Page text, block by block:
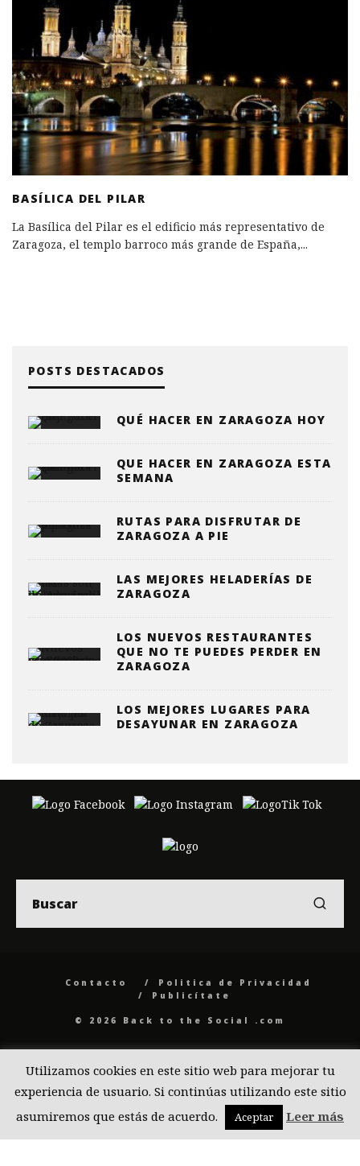
BASÍLICA DEL PILAR
La Basílica del Pilar es el edificio más representativo de
Zaragoza, el templo barroco más grande de España,...
POSTS DESTACADOS
QUÉ HACER EN ZARAGOZA HOY
QUE HACER EN ZARAGOZA ESTA
SEMANA
RUTAS PARA DISFRUTAR DE
ZARAGOZA A PIE
LAS MEJORES HELADERÍAS DE
ZARAGOZA
LOS NUEVOS RESTAURANTES
QUE NO TE PUEDES PERDER EN
ZARAGOZA
LOS MEJORES LUGARES PARA
DESAYUNAR EN ZARAGOZA
Contacto
Politica de Privacidad
Publicítate
© 2026 Back to the Social .com
Utilizamos cookies en este sitio web para mejorar tu
experiencia de usuario. Si continúas utilizando este sitio
asumiremos que estás de acuerdo.
Aceptar Leer más